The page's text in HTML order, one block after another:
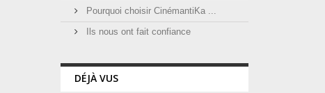
Pourquoi choisir CinémantiKa ...
Ils nous ont fait confiance
DÉJÀ VUS